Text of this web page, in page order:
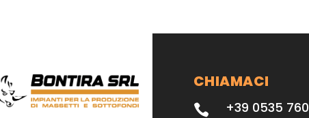
CHIAMACI
 +39 0535